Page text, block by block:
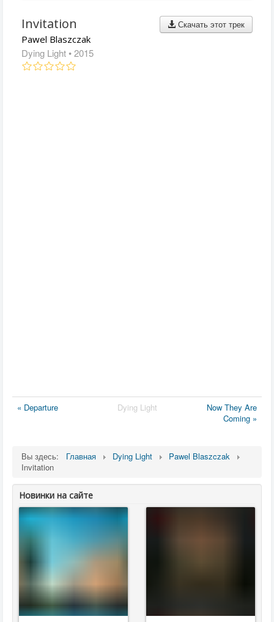
Скачать этот трек
Invitation
Pawel Blaszczak
Dying Light • 2015
« Departure Dying Light
Now They Are
Coming »
Вы здесь: Главная Dying Light
Pawel Blaszczak
Invitation
Новинки на сайте